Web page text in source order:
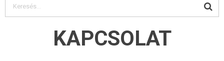
KAPCSOLAT